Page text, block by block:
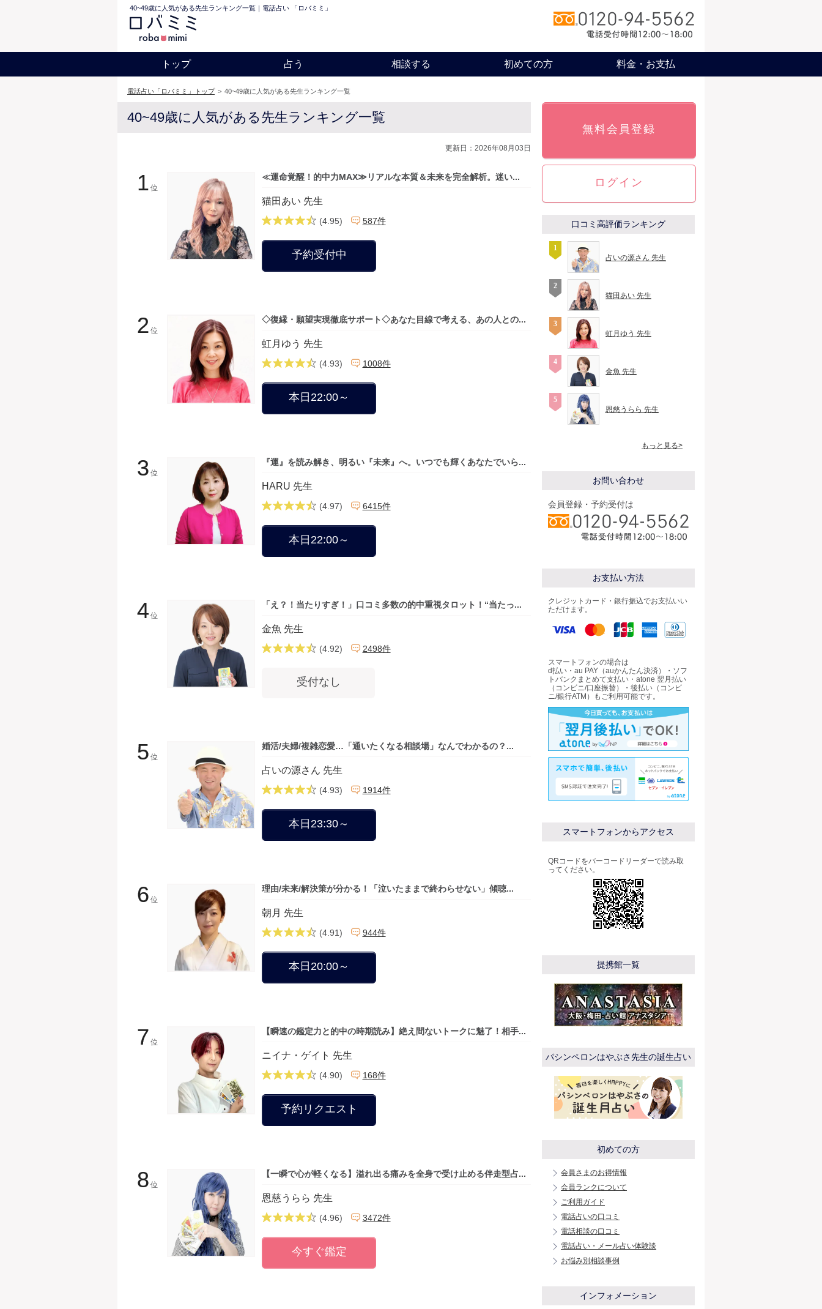
40~49歳に人気がある先生ランキング一覧｜電話占い 「ロバミミ」
トップ 占う 相談する 初めての方 料金・お支払
電話占い「ロバミミ」トップ > 40~49歳に人気がある先生ランキング一覧
40~49歳に人気がある先生ランキング一覧
更新日：2026年08月03日
1 位
≪運命覚醒！的中力MAX≫リアルな本質＆未来を完全解析。迷い...
猫田あい 先生
(4.95) 587件
予約受付中
2 位
◇復縁・願望実現徹底サポート◇あなた目線で考える、あの人との...
虹月ゆう 先生
(4.93) 1008件
本日22:00～
3 位
『運』を読み解き、明るい『未来』へ。いつでも輝くあなたでいら...
HARU 先生
(4.97) 6415件
本日22:00～
4 位
「え？！当たりすぎ！」口コミ多数の的中重視タロット！“当たっ...
金魚 先生
(4.92) 2498件
受付なし
5 位
婚活/夫婦/複雑恋愛…「通いたくなる相談場」なんでわかるの？...
占いの源さん 先生
(4.93) 1914件
本日23:30～
6 位
理由/未来/解決策が分かる！「泣いたままで終わらせない」傾聴...
朝月 先生
(4.91) 944件
本日20:00～
7 位
【瞬速の鑑定力と的中の時期読み】絶え間ないトークに魅了！相手...
ニイナ・ゲイト 先生
(4.90) 168件
予約リクエスト
8 位
【一瞬で心が軽くなる】溢れ出る痛みを全身で受け止める伴走型占...
恩慈うらら 先生
(4.96) 3472件
今すぐ鑑定
無料会員登録
ログイン
口コミ高評価ランキング
占いの源さん 先生
猫田あい 先生
虹月ゆう 先生
金魚 先生
恩慈うらら 先生
もっと見る>
お問い合わせ
会員登録・予約受付は
お支払い方法
クレジットカード・銀行振込でお支払いい
ただけます。
スマートフォンの場合は
d払い・au PAY（auかんたん決済）・ソフ
トバンクまとめて支払い・atone 翌月払い
（コンビニ/口座振替）・後払い（コンビ
ニ/銀行ATM）もご利用可能です。
スマートフォンからアクセス
QRコードをバーコードリーダーで読み取
ってください。
提携館一覧
パシンペロンはやぶさ先生の誕生占い
初めての方
会員さまのお得情報
会員ランクについて
ご利用ガイド
電話占いの口コミ
電話相談の口コミ
電話占い・メール占い体験談
お悩み別相談事例
インフォメーション